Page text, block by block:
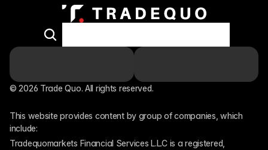
© 2026 Trade Quo. All rights reserved.
This website provides content by group of companies, which
include:
Tradequomarkets Financial Services L.L.C is a registered,